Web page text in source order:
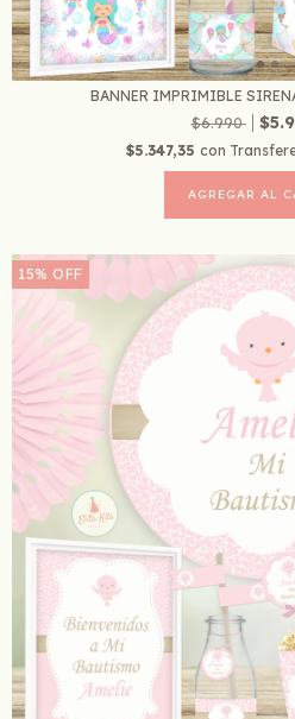
BANNER IMPRIMIBLE
$6.990
$5.347,35 con
15% OFF